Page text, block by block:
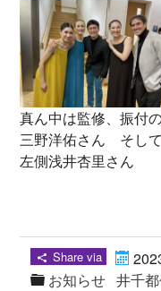
真ん中は監修、振付
三野洋佑さん そして
左側浅井杏里さん
Share via
お知らせ 井千